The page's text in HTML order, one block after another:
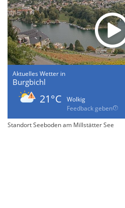
Aktuelles Wetter in
Burgbichl
21°C
Wolkig
Feedback geben
Standort Seeboden am Millstätter See